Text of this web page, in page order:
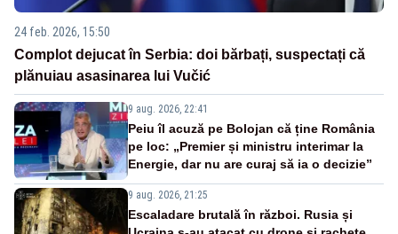
24 feb. 2026, 15:50
Complot dejucat în Serbia: doi bărbați, suspectați că
plănuiau asasinarea lui Vučić
9 aug. 2026, 22:41
Peiu îl acuză pe Bolojan că ține România
pe loc: „Premier și ministru interimar la
Energie, dar nu are curaj să ia o decizie”
9 aug. 2026, 21:25
Escaladare brutală în război. Rusia și